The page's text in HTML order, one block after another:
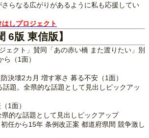
らなる広がりがあるように私も応援してい
はしプロジェクト
6版 東信版】
ェクト」賛同「あの赤い橋 また渡りたい」別
（1面）
決壊2カ月 増す寒さ 募る不安（1面）
題。全県的な話題として見出しピックアッ
1面）
的な話題として見出しピックアップ
任から15年 条例改正案 都道府県間 競争激し